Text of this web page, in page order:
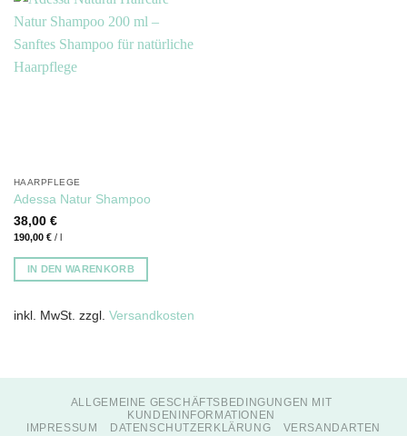
HAARPFLEGE
Adessa Natur Shampoo
38,00 €
190,00 €/
IN DEN WARENKORB
inkl. MwSt. zzgl. Versandkosten
ALLGEMEINE GESCHÄFTSBEDINGUNGEN MIT
KUNDENINFORMATIONEN
IMPRESSUM
DATENSCHUTZERKLÄRUNG
VERSANDARTEN